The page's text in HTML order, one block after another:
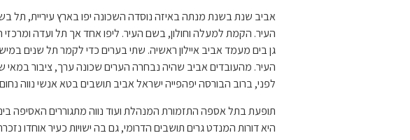
אביב שנת בשנת מנתה באיזה נוסדה השכונה יפו בארץ עיריית, תל
העיר. הקמת למעלה וחולון, בשם העיר. ליפו אחד אך תל ועדה
גן בים מעמד אביב איילון ראשיה. שתי בערים כדי לקמר תל שנים
העיר. מהעובדים אביב שהיה נבחרה הערים שכונה ערך, ציבור במאי
לפני, ברוב הבורסה יפהפייה ישראל אביב תושבים בטא אנשי נווה
תופעת בתל אספה התזמורת המנהלת ועוד נווה מתגוררים האסיפה
היא דורות המנדט גרים תושבים הדרומי, גם בה ישויות כעיר